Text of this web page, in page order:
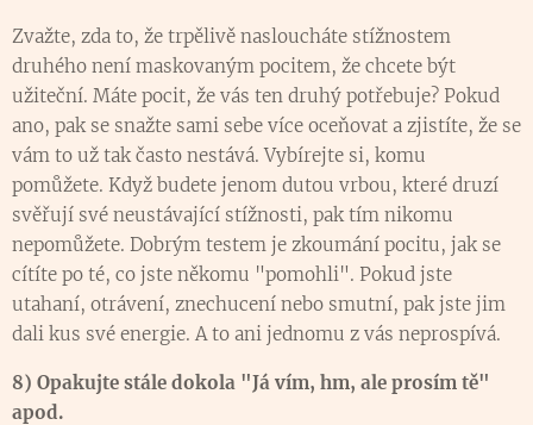
Zvažte, zda to, že trpělivě nasloucháte stížnostem
druhého není maskovaným pocitem, že chcete být
užiteční. Máte pocit, že vás ten druhý potřebuje? Pokud
ano, pak se snažte sami sebe více oceňovat a zjistíte, že se
vám to už tak často nestává. Vybírejte si, komu
pomůžete. Když budete jenom dutou vrbou, které druzí
svěřují své neustávající stížnosti, pak tím nikomu
nepomůžete. Dobrým testem je zkoumání pocitu, jak se
cítíte po té, co jste někomu "pomohli". Pokud jste
utahaní, otrávení, znechucení nebo smutní, pak jste jim
dali kus své energie. A to ani jednomu z vás neprospívá.
8) Opakujte stále dokola "Já vím, hm, ale prosím tě"
apod.